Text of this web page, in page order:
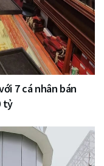
7 cá nhân bán
tỷ